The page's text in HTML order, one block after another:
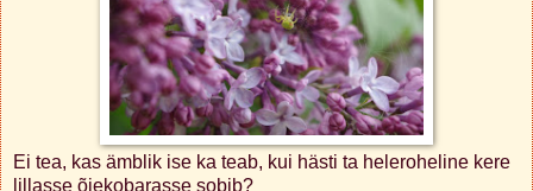
Ei tea, kas ämblik ise ka teab, kui hästi ta heleroheline kere
lillasse õiekobarasse sobib?